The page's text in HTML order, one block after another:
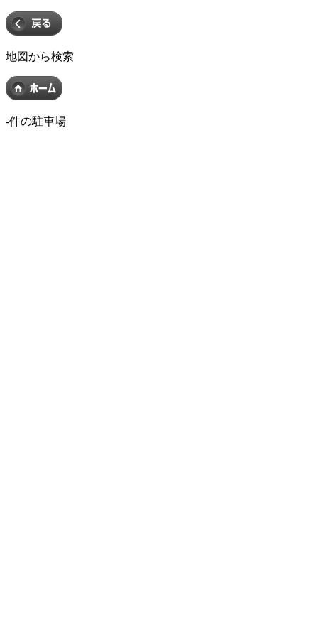
地図から検索
-件の駐車場